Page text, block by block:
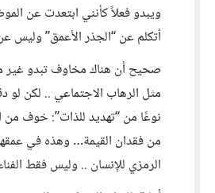
ويبدو فعلاً كأنني ابتعدت عن
أتكلم عن “الجذر الأعمق” وليس
صحيح أن هناك مخاوف تبدو غير
مثل الرهاب الاجتماعي .. لكن لو
نوعًا من “تهديد للذات”: خوف
من فقدان القيمة… وهذه في
الرمزي للإنسان .. وليس فقط